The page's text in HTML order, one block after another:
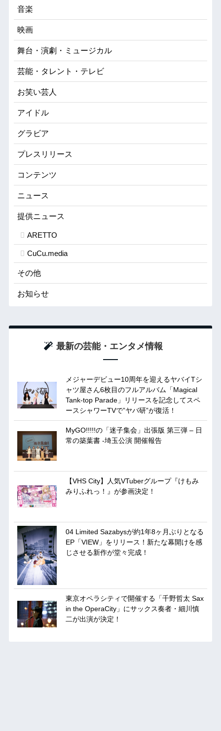
音楽
映画
舞台・演劇・ミュージカル
芸能・タレント・テレビ
お笑い芸人
アイドル
グラビア
プレスリリース
コンテンツ
ニュース
提供ニュース
ARETTO
CuCu.media
その他
お知らせ
最新の芸能・エンタメ情報
メジャーデビュー10周年を迎えるヤバイTシ
ャツ屋さん6枚目のフルアルバム「Magical
Tank-top Parade」リリースを記念してスペ
ースシャワーTVで”ヤバ研”が復活！
MyGO!!!!!の「迷子集会」出張版 第三弾 – 日
常の築葉書 -埼玉公演 開催報告
【VHS City】人気VTuberグループ『けもみ
みりふれっ！』が参画決定！
04 Limited Sazabysが約1年8ヶ月ぶりとなる
EP「VIEW」をリリース！新たな幕開けを感
じさせる新作が堂々完成！
東京オペラシティで開催する「千野哲太 Sax
in the OperaCity」にサックス奏者・細川慎
二が出演が決定！